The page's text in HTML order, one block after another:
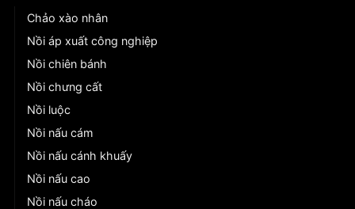
Chảo xào nhân
Nồi áp xuất công nghiệp
Nồi chiên bánh
Nồi chưng cất
Nồi luộc
Nồi nấu cám
Nồi nấu cánh khuấy
Nồi nấu cao
Nồi nấu cháo